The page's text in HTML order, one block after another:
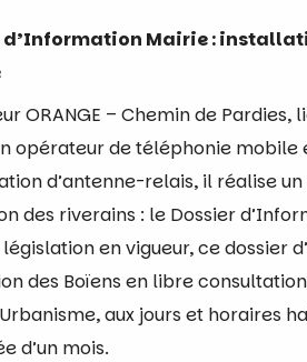
d’Information Mairie :
ORANGE – Chemin de Pardies,
opérateur de téléphonie mobile
d’antenne-relais, il réalise
des riverains : le Dossier
en vigueur, ce dossier
des Boïens en libre
aux jours et horaires
d’un mois.